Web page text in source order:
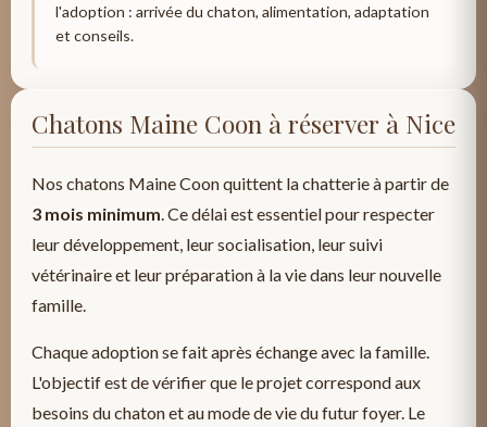
l'adoption : arrivée du chaton, alimentation, adaptation
et conseils.
Chatons Maine Coon à réserver à Nice
Nos chatons Maine Coon quittent la chatterie à partir de
3 mois minimum. Ce délai est essentiel pour respecter
leur développement, leur socialisation, leur suivi
vétérinaire et leur préparation à la vie dans leur nouvelle
famille.
Chaque adoption se fait après échange avec la famille.
L'objectif est de vérifier que le projet correspond aux
besoins du chaton et au mode de vie du futur foyer. Le